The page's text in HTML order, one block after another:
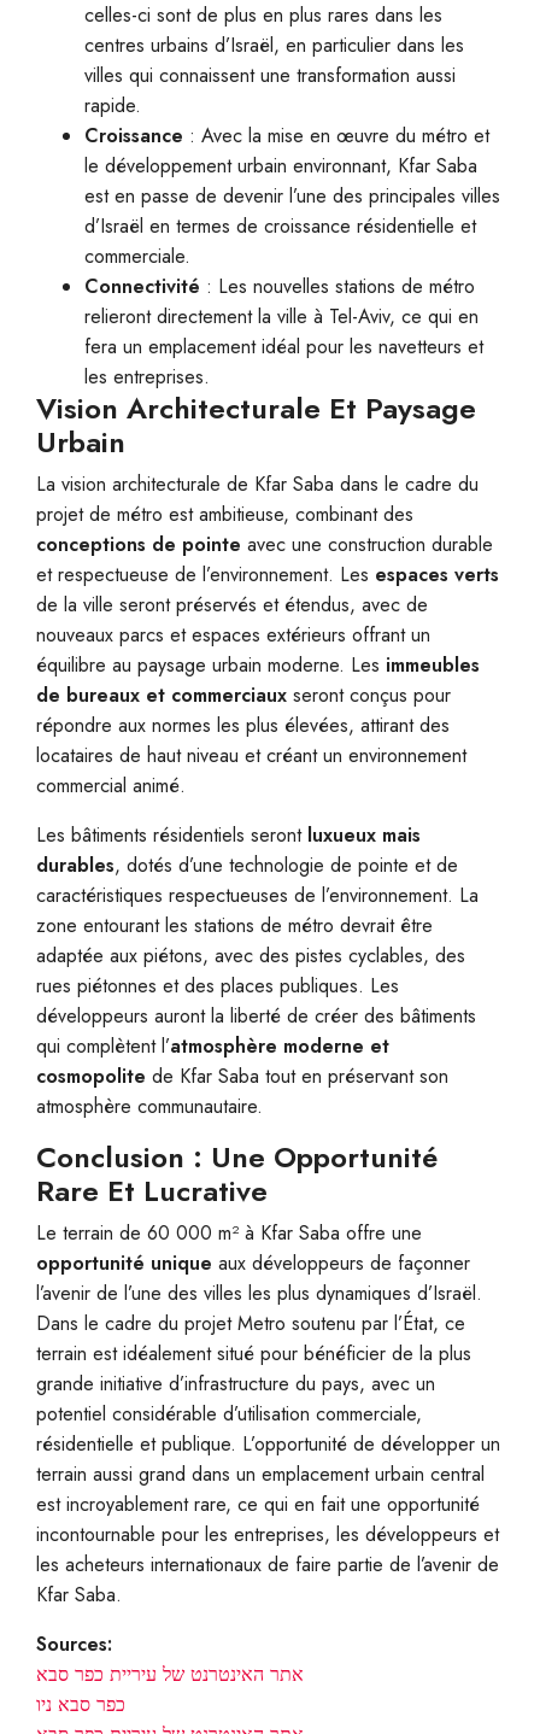
celles-ci sont de plus en plus rares dans les
centres urbains d’Israël, en particulier dans les
villes qui connaissent une transformation aussi
rapide.
Croissance : Avec la mise en œuvre du métro et
le développement urbain environnant, Kfar Saba
est en passe de devenir l’une des principales villes
d’Israël en termes de croissance résidentielle et
commerciale.
Connectivité : Les nouvelles stations de métro
relieront directement la ville à Tel-Aviv, ce qui en
fera un emplacement idéal pour les navetteurs et
les entreprises.
Vision Architecturale Et Paysage
Urbain
La vision architecturale de Kfar Saba dans le cadre du
projet de métro est ambitieuse, combinant des
conceptions de pointe avec une construction durable
et respectueuse de l’environnement. Les espaces verts
de la ville seront préservés et étendus, avec de
nouveaux parcs et espaces extérieurs offrant un
équilibre au paysage urbain moderne. Les immeubles
de bureaux et commerciaux seront conçus pour
répondre aux normes les plus élevées, attirant des
locataires de haut niveau et créant un environnement
commercial animé.
Les bâtiments résidentiels seront luxueux mais
durables, dotés d’une technologie de pointe et de
caractéristiques respectueuses de l’environnement. La
zone entourant les stations de métro devrait être
adaptée aux piétons, avec des pistes cyclables, des
rues piétonnes et des places publiques. Les
développeurs auront la liberté de créer des bâtiments
qui complètent l’atmosphère moderne et
cosmopolite de Kfar Saba tout en préservant son
atmosphère communautaire.
Conclusion : Une Opportunité
Rare Et Lucrative
Le terrain de 60 000 m² à Kfar Saba offre une
opportunité unique aux développeurs de façonner
l’avenir de l’une des villes les plus dynamiques d’Israël.
Dans le cadre du projet Metro soutenu par l’État, ce
terrain est idéalement situé pour bénéficier de la plus
grande initiative d’infrastructure du pays, avec un
potentiel considérable d’utilisation commerciale,
résidentielle et publique. L’opportunité de développer un
terrain aussi grand dans un emplacement urbain central
est incroyablement rare, ce qui en fait une opportunité
incontournable pour les entreprises, les développeurs et
les acheteurs internationaux de faire partie de l’avenir de
Kfar Saba.
Sources:
אתר האינטרנט של עיריית כפר סבא
כפר סבא ניו